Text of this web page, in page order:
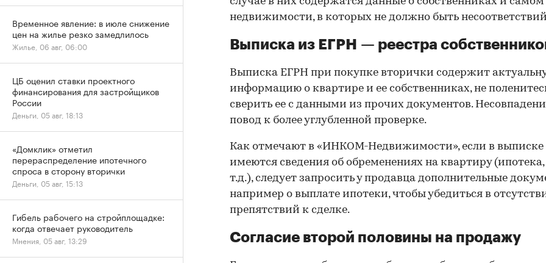
недвижимости, в которых не должно быть
Выписка из ЕГРН — реестра
Выписка ЕГРН при покупке вторички содержит
информацию о квартире и ее собственниках, не
сверить ее с данными из прочих документов.
повод к более углубленной проверке.
Как отмечают в «ИНКОМ-Недвижимости», если в выписке
имеются сведения об обременениях на квартиру (ипотека,
т.д.), следует запросить у продавца дополнительные
например о выплате ипотеки, чтобы убедиться в
препятствий к сделке.
Согласие второй половины на продажу
Временное явление: в июле снижение
цен на жилье резко замедлилось
Жилье, 06 авг, 06:00
ЦБ оценил ставки проектного
финансирования для застройщиков
России
Деньги, 05 авг, 18:13
«Домклик» отметил
перераспределение ипотечного
спроса в сторону вторички
Деньги, 05 авг, 15:13
Гибель рабочего на стройплощадке:
когда отвечает руководитель
Мнения, 05 авг, 13:29